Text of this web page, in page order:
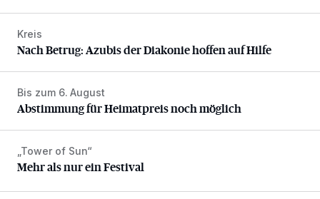
Nach Betrug: Azubis der Diakonie hoffen auf Hilfe
Kreis
Nach Betrug: Azubis der Diakonie hoffen auf Hilfe
Abstimmung für Heimatpreis noch möglich
Bis zum 6. August
Abstimmung für Heimatpreis noch möglich
Mehr als nur ein Festival
„Tower of Sun“
Mehr als nur ein Festival